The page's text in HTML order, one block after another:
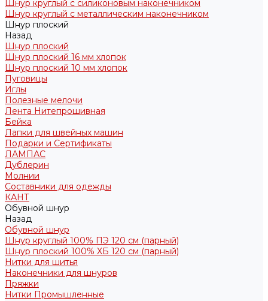
Шнур круглый с силиконовым наконечником
Шнур круглый с металлическим наконечником
Шнур плоский
Назад
Шнур плоский
Шнур плоский 16 мм хлопок
Шнур плоский 10 мм хлопок
Пуговицы
Иглы
Полезные мелочи
Лента Нитепрошивная
Бейка
Лапки для швейных машин
Подарки и Сертификаты
ЛАМПАС
Дублерин
Молнии
Составники для одежды
КАНТ
Обувной шнур
Назад
Обувной шнур
Шнур круглый 100% ПЭ 120 см (парный)
Шнур плоский 100% ХБ 120 см (парный)
Нитки для шитья
Наконечники для шнуров
Пряжки
Нитки Промышленные